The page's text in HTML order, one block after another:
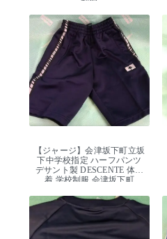
【ジャージ】会津坂下町立坂
下中学校指定 ハーフパンツ
デサント製 DESCENTE 体操
着 学校制服 会津坂下町